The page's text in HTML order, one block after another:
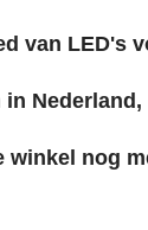
van LED's
Nederland,
winkel nog